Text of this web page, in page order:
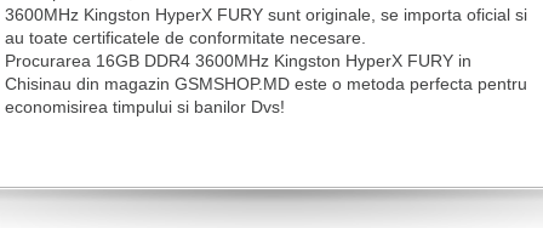
3600MHz Kingston HyperX FURY sunt originale, se importa oficial si
au toate certificatele de conformitate necesare.
Procurarea 16GB DDR4 3600MHz Kingston HyperX FURY in
Chisinau din magazin GSMSHOP.MD este o metoda perfecta pentru
economisirea timpului si banilor Dvs!